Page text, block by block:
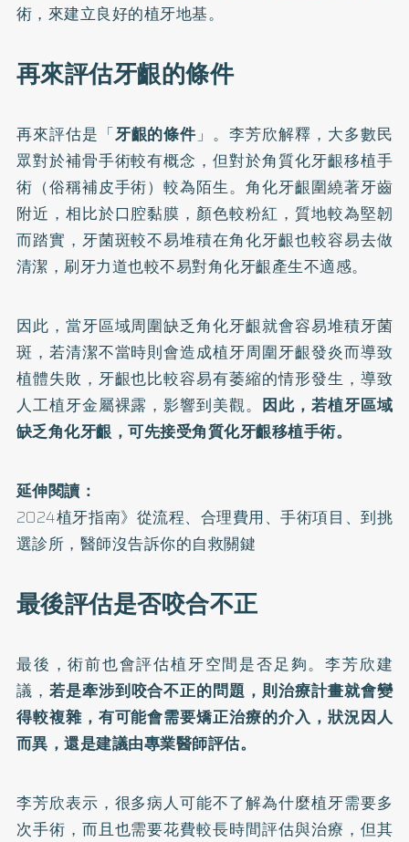
術，來建立良好的植牙地基。
再來評估牙齦的條件
再來評估是「牙齦的條件 」。李芳欣解釋，大多數民
眾對於補骨手術較有概念，但對於角質化牙齦移植手
術（俗稱補皮手術）較為陌生。角化牙齦圍繞著牙齒
附近，相比於口腔黏膜，顏色較粉紅，質地較為堅韌
而踏實，牙菌斑較不易堆積在角化牙齦也較容易去做
清潔，刷牙力道也較不易對角化牙齦產生不適感。
因此，當牙區域周圍缺乏角化牙齦就會容易堆積牙菌
斑，若清潔不當時則會造成植牙周圍牙齦發炎而導致
植體失敗，牙齦也比較容易有萎縮的情形發生，導致
人工植牙金屬裸露，影響到美觀。 因此，若植牙區域
缺乏角化牙齦，可先接受角質化牙齦移植手術。
延伸閱讀：
2024植牙指南》從流程、合理費用、手術項目、到挑
選診所，醫師沒告訴你的自救關鍵
最後評估是否咬合不正
最後，術前也會評估植牙空間是否足夠。李芳欣建
議， 若是牽涉到咬合不正的問題，則治療計畫就會變
得較複雜，有可能會需要矯正治療的介入，狀況因人
而異，還是建議由專業醫師評估。
李芳欣表示，很多病人可能不了解為什麼植牙需要多
次手術，而且也需要花費較長時間評估與治療，但其